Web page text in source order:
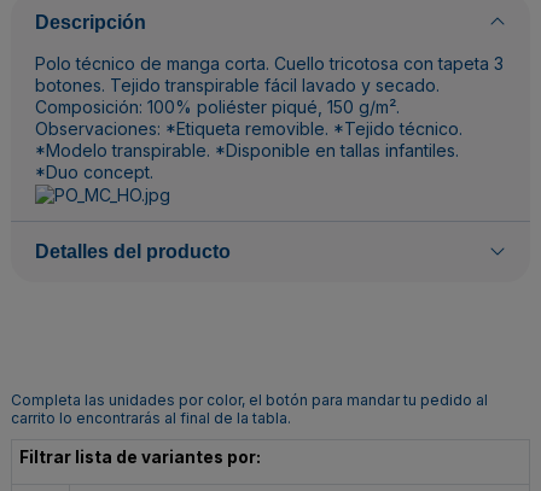
Descripción
Polo técnico de manga corta. Cuello tricotosa con tapeta 3
botones. Tejido transpirable fácil lavado y secado.
Composición: 100% poliéster piqué, 150 g/m².
Observaciones: *Etiqueta removible. *Tejido técnico.
*Modelo transpirable. *Disponible en tallas infantiles.
*Duo concept.
Detalles del producto
Completa las unidades por color, el botón para mandar tu pedido al
carrito lo encontrarás al final de la tabla.
Filtrar lista de variantes por: